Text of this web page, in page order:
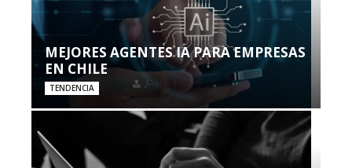
MEJORES AGENTES IA PARA EMPRESAS
EN CHILE
TENDENCIA